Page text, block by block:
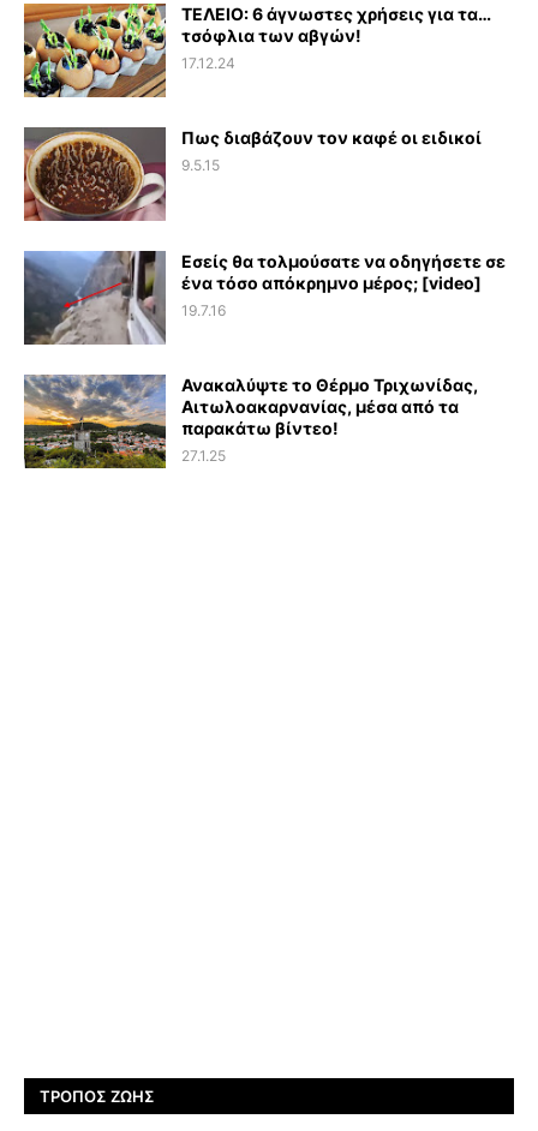
ΤΕΛΕΙΟ: 6 άγνωστες χρήσεις για τα…
τσόφλια των αβγών!
17.12.24
Πως διαβάζουν τον καφέ οι ειδικοί
9.5.15
Εσείς θα τολμούσατε να οδηγήσετε σε
ένα τόσο απόκρημνο μέρος; [video]
19.7.16
Ανακαλύψτε το Θέρμο Τριχωνίδας,
Αιτωλοακαρνανίας, μέσα από τα
παρακάτω βίντεο!
27.1.25
ΤΡΌΠΟΣ ΖΩΉΣ